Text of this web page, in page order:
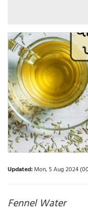
Updated:Mon, 5 Aug 2024
Fennel Water